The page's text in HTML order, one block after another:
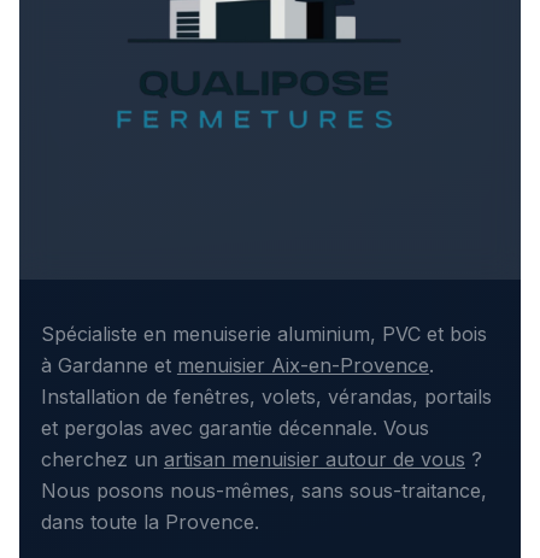
Spécialiste en menuiserie aluminium, PVC et bois
à Gardanne et menuisier Aix-en-Provence.
Installation de fenêtres, volets, vérandas, portails
et pergolas avec garantie décennale. Vous
cherchez un artisan menuisier autour de vous ?
Nous posons nous-mêmes, sans sous-traitance,
dans toute la Provence.